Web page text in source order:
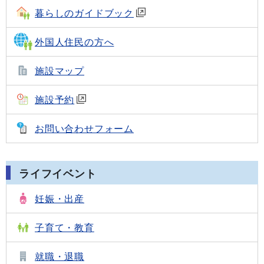
暮らしのガイドブック
外国人住民の方へ
施設マップ
施設予約
お問い合わせフォーム
ライフイベント
妊娠・出産
子育て・教育
就職・退職